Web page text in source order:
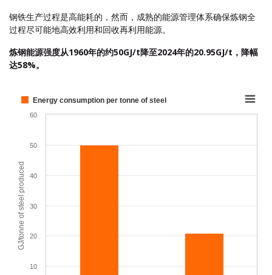
钢铁生产过程是高能耗的，然而，成熟的能源管理体系确保炼钢全
过程尽可能地高效利用和回收再利用能源。
炼钢能源强度从1960年的约50GJ/t降至2024年的20.95GJ/t，降幅
达58%。
Bar chart with 2 bars.
The chart has 1 X axis displaying Year.
GJ/tonne of steel produced
Energy consumption per tonne of steel
10
20
30
40
50
60